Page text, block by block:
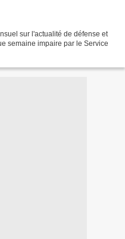
sur l'actualité de défense et
semaine impaire par le Service